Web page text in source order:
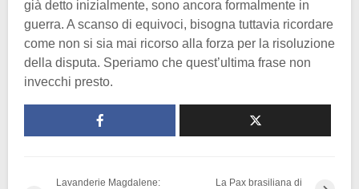
già detto inizialmente, sono ancora formalmente in
guerra. A scanso di equivoci, bisogna tuttavia ricordare
come non si sia mai ricorso alla forza per la risoluzione
della disputa. Speriamo che quest’ultima frase non
invecchi presto.
Lavanderie Magdalene:
La Pax brasiliana di